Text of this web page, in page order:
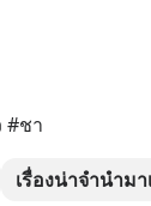
#ชา
เรื่องน่าจำนำมา